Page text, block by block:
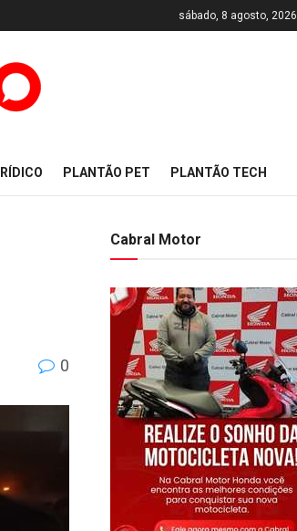
sábado, 8 agosto, 2026
PLANTÃO PET PLANTÃO TECH
0
Cabral Motor